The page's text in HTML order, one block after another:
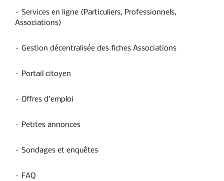
– Services en ligne (Particuliers, Professionnels,
Associations)
– Gestion décentralisée des fiches Associations
– Portail citoyen
– Offres d’emploi
– Petites annonces
– Sondages et enquêtes
– FAQ